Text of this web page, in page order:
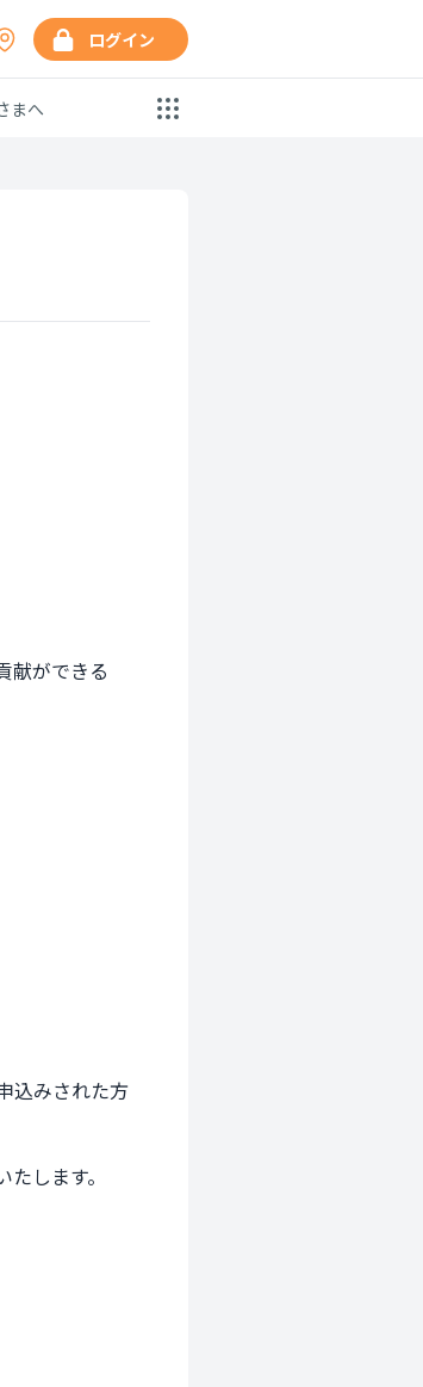
ログイン
まへ
献ができる
込みされた方
します。